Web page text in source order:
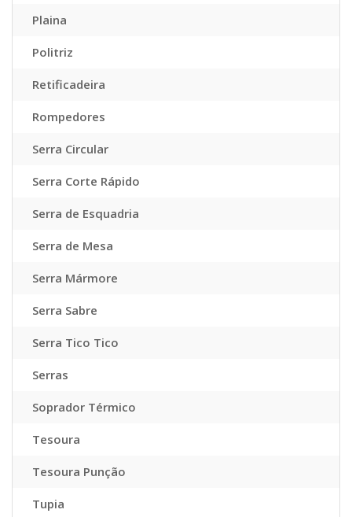
Plaina
Politriz
Retificadeira
Rompedores
Serra Circular
Serra Corte Rápido
Serra de Esquadria
Serra de Mesa
Serra Mármore
Serra Sabre
Serra Tico Tico
Serras
Soprador Térmico
Tesoura
Tesoura Punção
Tupia